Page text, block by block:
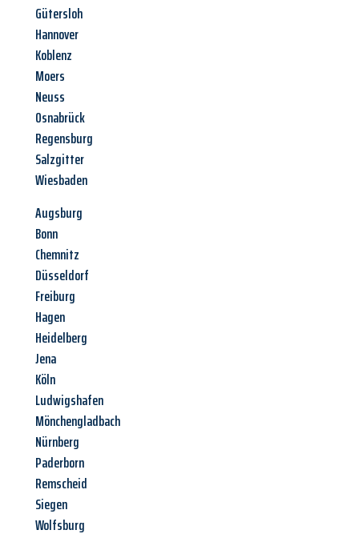
Gütersloh
Hannover
Koblenz
Moers
Neuss
Osnabrück
Regensburg
Salzgitter
Wiesbaden
Augsburg
Bonn
Chemnitz
Düsseldorf
Freiburg
Hagen
Heidelberg
Jena
Köln
Ludwigshafen
Mönchengladbach
Nürnberg
Paderborn
Remscheid
Siegen
Wolfsburg